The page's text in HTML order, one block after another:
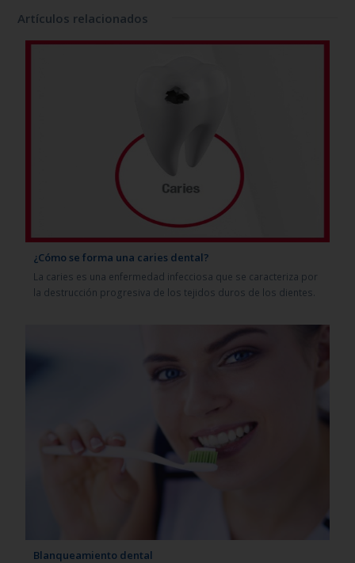
Artículos relacionados
¿Cómo se forma una caries dental?
La caries es una enfermedad infecciosa que se caracteriza por
la destrucción progresiva de los tejidos duros de los dientes.
Blanqueamiento dental